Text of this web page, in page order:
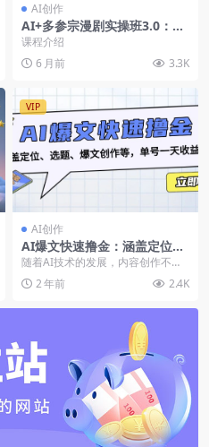
AI创作
AI+多参宗漫剧实操班3.0：多
参生图、角色设计、三帧剪辑
与配音，实现批量生产，轻松
月入过万
课程介绍
6 月前
3.3K
VIP
AI创作
AI爆文快速撸金：涵盖定位、
选题、爆文创作等，单号一天
随着AI技术的发展，内容创作不再
是少数人的专属技能。《AI爆文基
础课及实战直播系...
2 年前 2.4K